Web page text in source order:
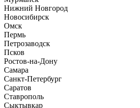
Нижний Новгород
Новосибирск
Омск
Пермь
Петрозаводск
Псков
Ростов-на-Дону
Самара
Санкт-Петербург
Саратов
Ставрополь
Сыктывкар